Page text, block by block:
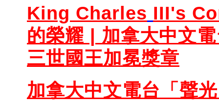
King Charles III's
的榮耀 | 加拿大中文
三世國王加冕獎章
加拿大中文電台「聲